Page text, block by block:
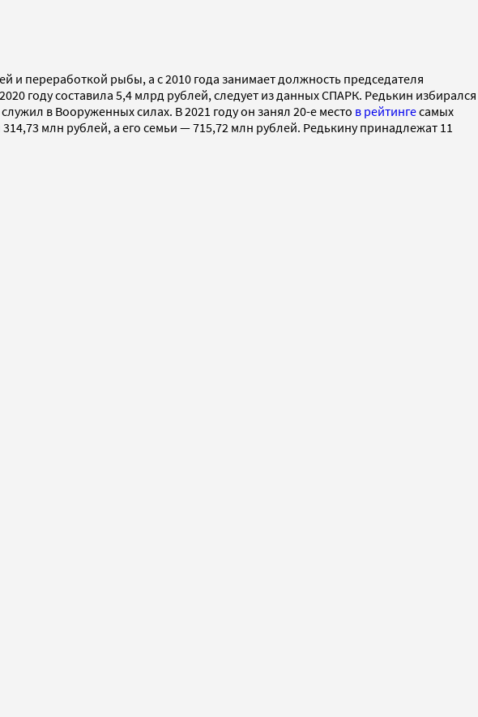
и переработкой рыбы, а с 2010 года занимает должность председателя
году составила 5,4 млрд рублей, следует из данных СПАРК. Редькин избирался
в Вооруженных силах. В 2021 году он занял 20-е место в рейтингесамых
млн рублей, а его семьи — 715,72 млн рублей. Редькину принадлежат 11